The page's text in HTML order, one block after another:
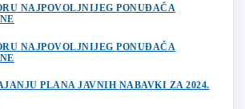
NAJPOVOLJNIJEG PONUĐAČA
NAJPOVOLJNIJEG PONUĐAČA
PLANA JAVNIH NABAVKI ZA 2024.